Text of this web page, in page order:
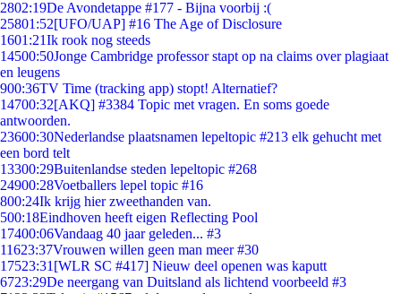
2802:19De Avondetappe #177 - Bijna voorbij :(
25801:52[UFO/UAP] #16 The Age of Disclosure
1601:21Ik rook nog steeds
14500:50Jonge Cambridge professor stapt op na claims over plagiaat
en leugens
900:36TV Time (tracking app) stopt! Alternatief?
14700:32[AKQ] #3384 Topic met vragen. En soms goede
antwoorden.
23600:30Nederlandse plaatsnamen lepeltopic #213 elk gehucht met
een bord telt
13300:29Buitenlandse steden lepeltopic #268
24900:28Voetballers lepel topic #16
800:24Ik krijg hier zweethanden van.
500:18Eindhoven heeft eigen Reflecting Pool
17400:06Vandaag 40 jaar geleden... #3
11623:37Vrouwen willen geen man meer #30
17523:31 [WLR SC #417] Nieuw deel openen was kaputt
6723:29De neergang van Duitsland als lichtend voorbeeld #3